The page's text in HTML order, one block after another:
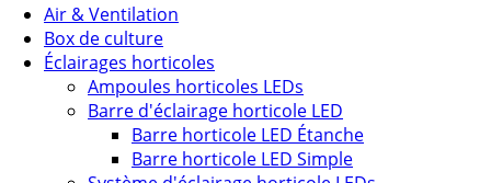
Air & Ventilation
Box de culture
Éclairages horticoles
Ampoules horticoles LEDs
Barre d'éclairage horticole LED
Barre horticole LED Étanche
Barre horticole LED Simple